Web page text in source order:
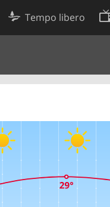
Tempo libero
Preferenze cookie